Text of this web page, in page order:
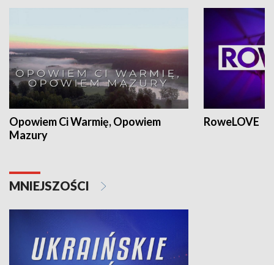
Opowiem Ci Warmię, Opowiem
Mazury
RoweLOVE
MNIEJSZOŚCI